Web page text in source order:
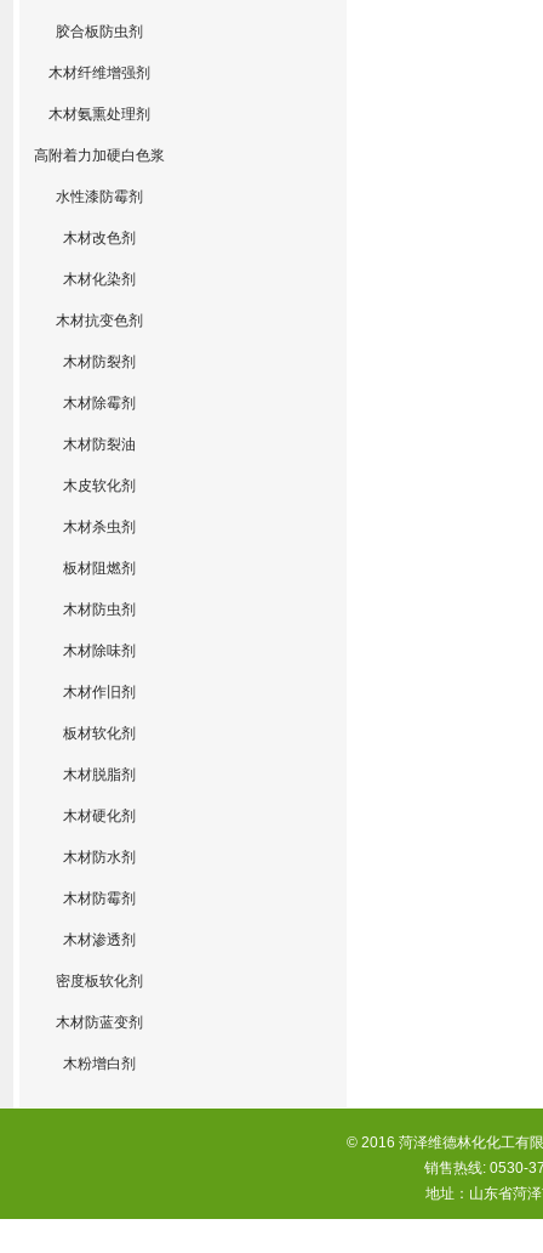
胶合板防虫剂
木材纤维增强剂
木材氨熏处理剂
高附着力加硬白色浆
水性漆防霉剂
木材改色剂
木材化染剂
木材抗变色剂
木材防裂剂
木材除霉剂
木材防裂油
木皮软化剂
木材杀虫剂
板材阻燃剂
木材防虫剂
木材除味剂
木材作旧剂
板材软化剂
木材脱脂剂
木材硬化剂
木材防水剂
木材防霉剂
木材渗透剂
密度板软化剂
木材防蓝变剂
木粉增白剂
© 2016 菏泽维德林化化工
销售热线: 0530-
地址：山东省菏